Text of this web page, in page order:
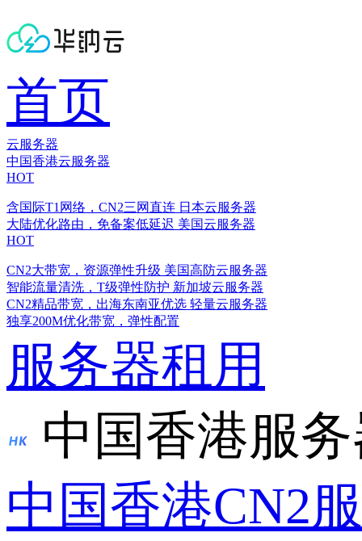
首页
云服务器
中国香港云服务器
HOT
含国际T1网络，CN2三网直连 日本云服务器
大陆优化路由，免备案低延迟 美国云服务器
HOT
CN2大带宽，资源弹性升级 美国高防云服务器
智能流量清洗，T级弹性防护 新加坡云服务器
CN2精品带宽，出海东南亚优选 轻量云服务器
独享200M优化带宽，弹性配置
服务器租用
中国香港服
中国香港CN2